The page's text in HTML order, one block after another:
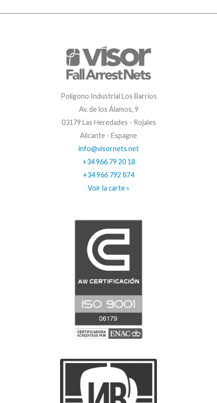
Polígono Industrial Los Barrios
Av. de los Álamos, 9
03179 Las Heredades - Rojales
Alicante - Espagne
info@visornets.net
+34 966 79 20 18
+34 966 792 874
Voir la carte »